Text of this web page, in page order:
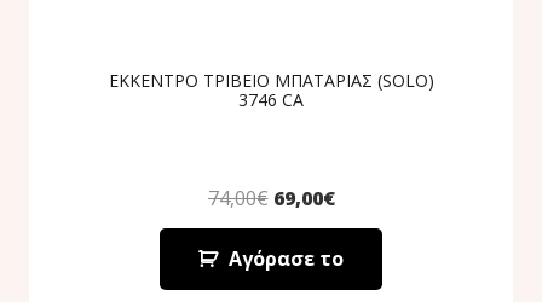
ΕΚΚΕΝΤΡΟ ΤΡΙΒΕΙΟ ΜΠΑΤΑΡΙΑΣ (SOLO)
3746 CA
74,00€ 69,00€
Αγόρασε το